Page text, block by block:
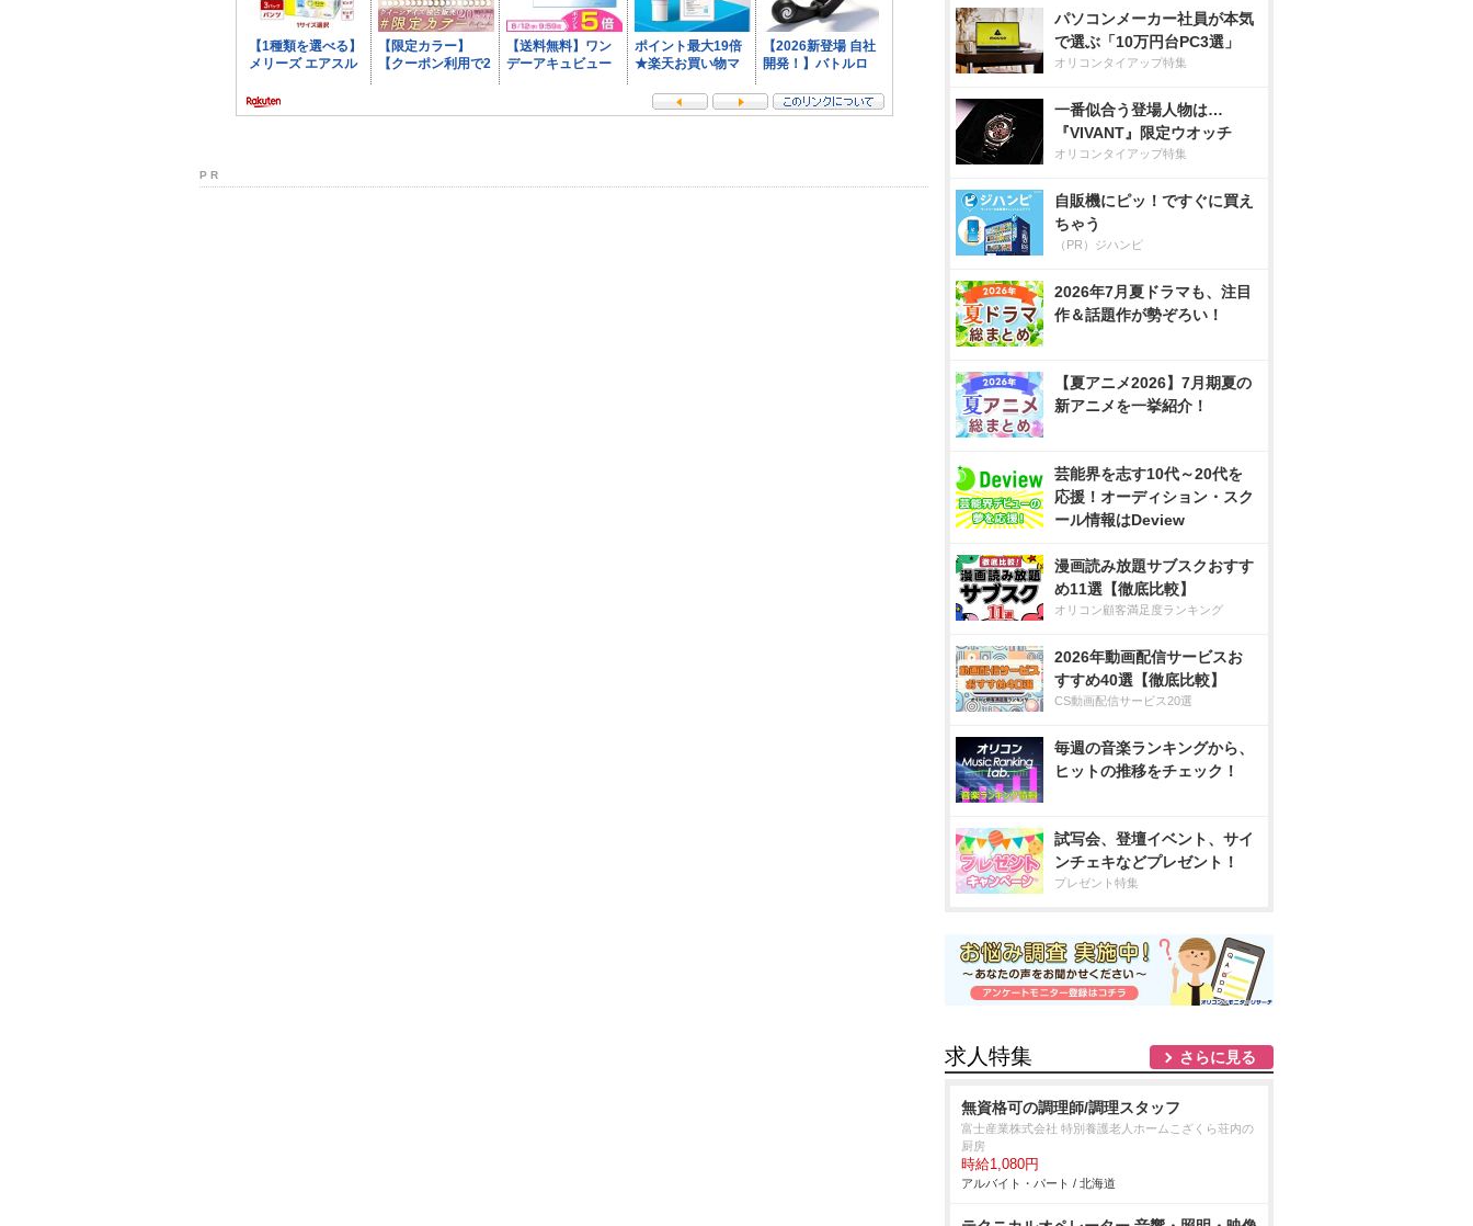
P R
パソコンメーカー社員が本気
で選ぶ「10万円台PC3選」
オリコンタイアップ特集
一番似合う登場人物は…
『VIVANT』限定ウオッチ
オリコンタイアップ特集
自販機にピッ！ですぐに買え
ちゃう
（PR）ジハンピ
2026年7月夏ドラマも、注目
作＆話題作が勢ぞろい！
【夏アニメ2026】7月期夏の
新アニメを一挙紹介！
芸能界を志す10代～20代を
応援！オーディション・スク
ール情報はDeview
漫画読み放題サブスクおすす
め11選【徹底比較】
オリコン顧客満足度ランキング
2026年動画配信サービスお
すすめ40選【徹底比較】
CS動画配信サービス20選
毎週の音楽ランキングから、
ヒットの推移をチェック！
試写会、登壇イベント、サイ
ンチェキなどプレゼント！
プレゼント特集
求人特集 さらに見る
無資格可の調理師/調理スタッフ
富士産業株式会社 特別養護老人ホームこざくら荘内の
厨房
時給1,080円
アルバイト・パート / 北海道